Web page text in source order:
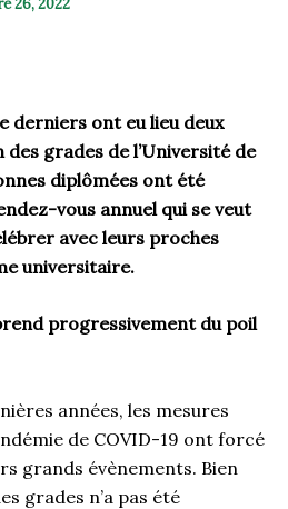
26, 2022
derniers ont eu lieu deux
grades de l’Université de
diplômées ont été
vous annuel qui se veut
avec leurs proches
universitaire.
progressivement du poil
années, les mesures
de COVID-19 ont forcé
grands évènements. Bien
grades n’a pas été